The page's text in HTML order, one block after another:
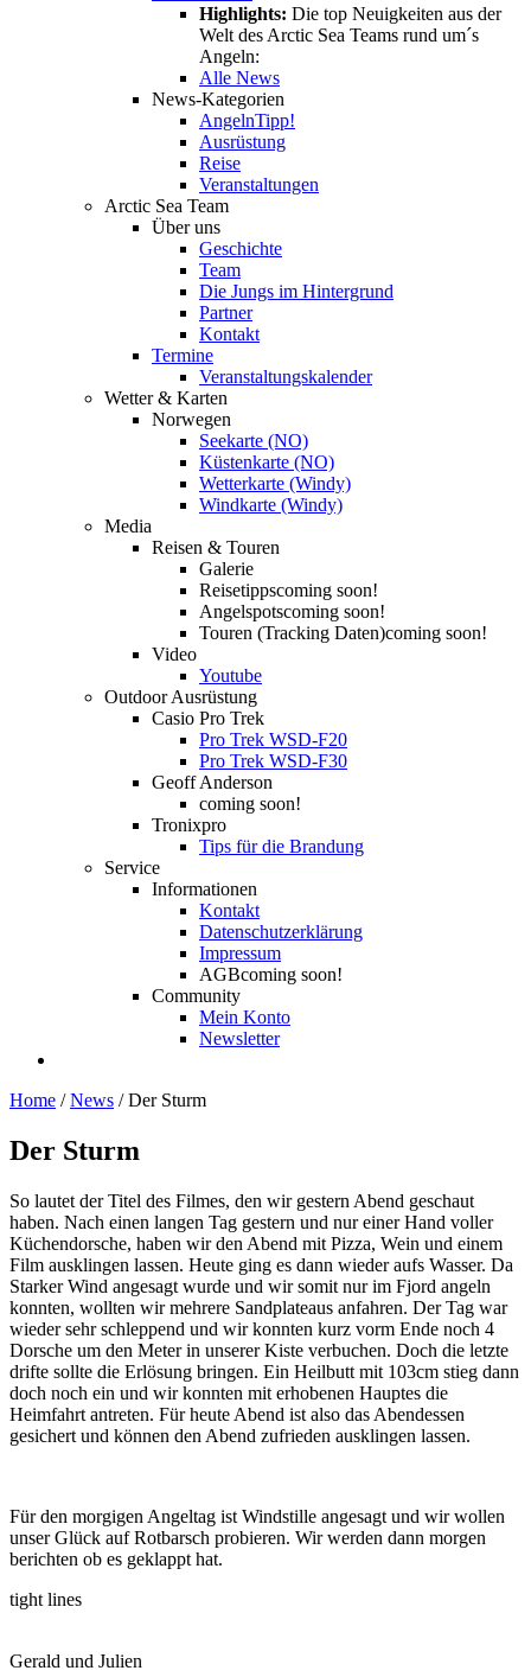
Highlights: Die top Neuigkeiten aus der
Welt des Arctic Sea Teams rund um´s
Angeln:
Alle News
News-Kategorien
AngelnTipp!
Ausrüstung
Reise
Veranstaltungen
Arctic Sea Team
Über uns
Geschichte
Team
Die Jungs im Hintergrund
Partner
Kontakt
Termine
Veranstaltungskalender
Wetter & Karten
Norwegen
Seekarte (NO)
Küstenkarte (NO)
Wetterkarte (Windy)
Windkarte (Windy)
Media
Reisen & Touren
Galerie
Reisetippscoming soon!
Angelspotscoming soon!
Touren (Tracking Daten)coming soon!
Video
Youtube
Outdoor Ausrüstung
Casio Pro Trek
Pro Trek WSD-F20
Pro Trek WSD-F30
Geoff Anderson
coming soon!
Tronixpro
Tips für die Brandung
Service
Informationen
Kontakt
Datenschutzerklärung
Impressum
AGBcoming soon!
Community
Mein Konto
Newsletter
Home /News /Der Sturm
Der Sturm
So lautet der Titel des Filmes, den wir gestern Abend geschaut
haben. Nach einen langen Tag gestern und nur einer Hand voller
Küchendorsche, haben wir den Abend mit Pizza, Wein und einem
Film ausklingen lassen. Heute ging es dann wieder aufs Wasser. Da
Starker Wind angesagt wurde und wir somit nur im Fjord angeln
konnten, wollten wir mehrere Sandplateaus anfahren. Der Tag war
wieder sehr schleppend und wir konnten kurz vorm Ende noch 4
Dorsche um den Meter in unserer Kiste verbuchen. Doch die letzte
drifte sollte die Erlösung bringen. Ein Heilbutt mit 103cm stieg dann
doch noch ein und wir konnten mit erhobenen Hauptes die
Heimfahrt antreten. Für heute Abend ist also das Abendessen
gesichert und können den Abend zufrieden ausklingen lassen.
Für den morgigen Angeltag ist Windstille angesagt und wir wollen
unser Glück auf Rotbarsch probieren. Wir werden dann morgen
berichten ob es geklappt hat.
tight lines
Gerald und Julien